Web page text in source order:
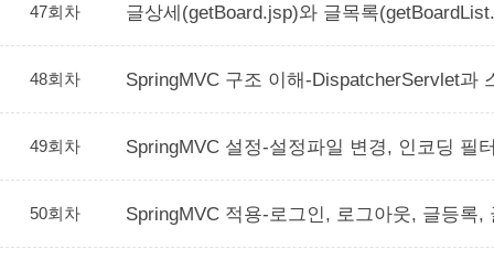
47회차 글상세(getBoard.jsp)와 글목록
48회차 SpringMVC 구조 이해-DispatcherServlet과
49회차 SpringMVC 설정-설정파일 변경, 인코딩 필
50회차 SpringMVC 적용-로그인, 로그아웃, 글등록